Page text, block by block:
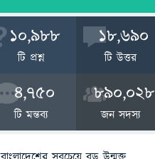
10,988
টি প্রশ্ন
18,690
টি উত্তর
4,750
টি মন্তব্য
890,028
জন সদস্য